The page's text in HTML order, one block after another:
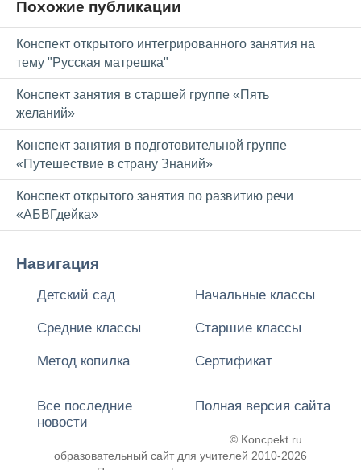
Похожие публикации
Конспект открытого интегрированного занятия на
тему "Русская матрешка"
Конспект занятия в старшей группе «Пять
желаний»
Конспект занятия в подготовительной группе
«Путешествие в страну Знаний»
Конспект открытого занятия по развитию речи
«АБВГдейка»
Навигация
Детский сад Начальные классы
Средние классы Старшие классы
Метод копилка Сертификат
Все последние
новости
Полная версия сайта
© Koncpekt.ru
образовательный сайт для учителей 2010-2026